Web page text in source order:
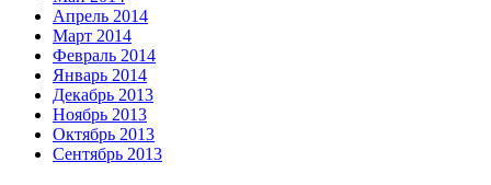
Апрель 2014
Март 2014
Февраль 2014
Январь 2014
Декабрь 2013
Ноябрь 2013
Октябрь 2013
Сентябрь 2013